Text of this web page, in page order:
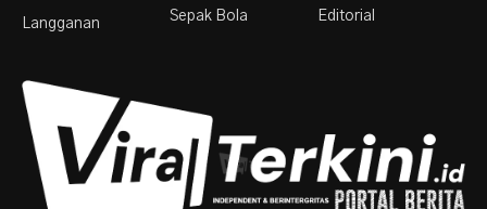
Langganan Sepak Bola Editorial